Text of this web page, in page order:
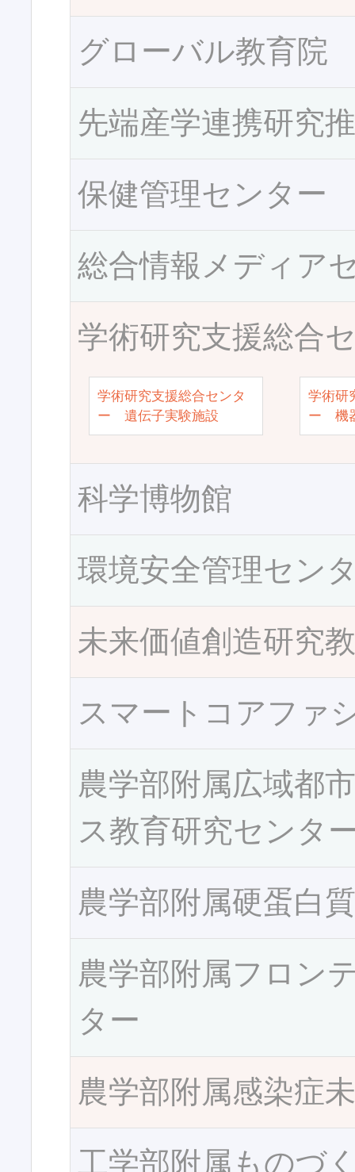
グローバル教育院
先端産学連携研究
保健管理センター
総合情報メディア
学術研究支援総合
学術研究支援総合センタ
ー 遺伝子実験施設
学術研
ー 機
科学博物館
環境安全管理セン
未来価値創造研究
スマートコアファ
農学部附属広域都
ス教育研究センタ
農学部附属硬蛋白
農学部附属フロン
ター
農学部附属感染症
工学部附属ものづ